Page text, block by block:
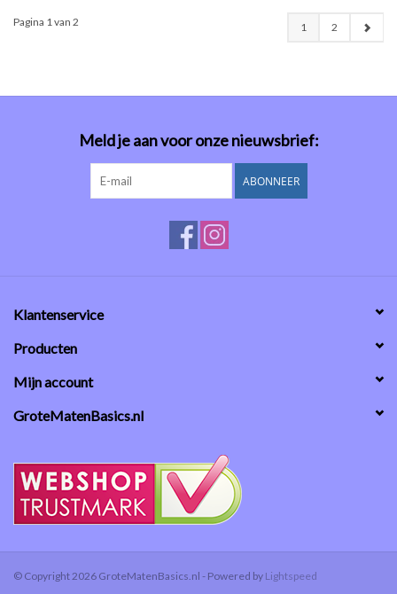
Pagina 1 van 2 1 2
Meld je aan voor onze nieuwsbrief:
ABONNEER
Klantenservice
Producten
Mijn account
GroteMatenBasics.nl
© Copyright 2026 GroteMatenBasics.nl - Powered by Lightspeed